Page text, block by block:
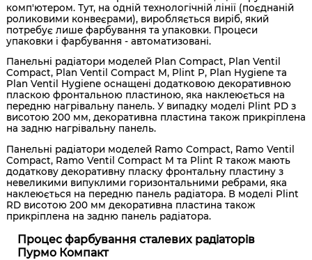
комп'ютером. Тут, на одній технологічній лінії (поєднаній
роликовими конвеєрами), виробляється виріб, який
потребує лише фарбування та упаковки. Процеси
упаковки і фарбування - автоматизовані.
Панельні радіатори моделей Plan Compact, Plan Ventil
Compact, Plan Ventil Compact M, Plint P, Plan Hygiene та
Plan Ventil Hygiene оснащені додатковою декоративною
пласкою фронтальною пластиною, яка наклеюється на
передню нагрівальну панель. У випадку моделі Plint PD з
висотою 200 мм, декоративна пластина також прикріплена
на задню нагрівальну панель.
Панельні радіатори моделей Ramo Compact, Ramo Ventil
Compact, Ramo Ventil Compact M та Plint R також мають
додаткову декоративну пласку фронтальну пластину з
невеликими випуклими горизонтальними ребрами, яка
наклеюється на передню панель радіатора. В моделі Plint
RD висотою 200 мм декоративна пластина також
прикріплена на задню панель радіатора.
Процес фарбування сталевих радіаторів
Пурмо Компакт